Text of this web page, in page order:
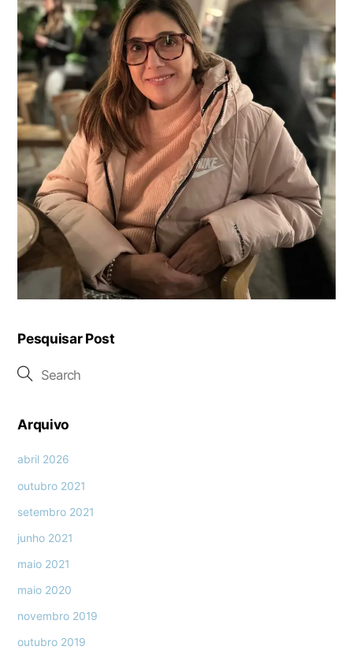
Pesquisar Post
Arquivo
abril 2026
outubro 2021
setembro 2021
junho 2021
maio 2021
maio 2020
novembro 2019
outubro 2019